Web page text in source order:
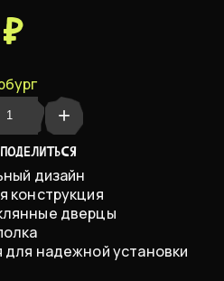
см
см
см
+
ПОДЕЛИТЬСЯ
дизайн
конструкция
дверцы
надежной установки